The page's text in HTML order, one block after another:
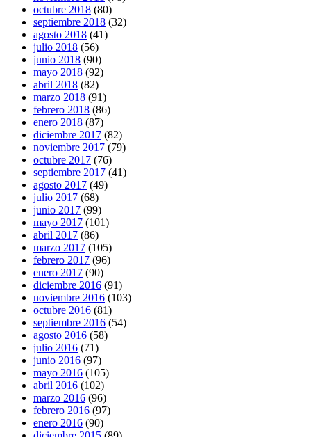
octubre 2018 (80)
septiembre 2018 (32)
agosto 2018 (41)
julio 2018 (56)
junio 2018 (90)
mayo 2018 (92)
abril 2018 (82)
marzo 2018 (91)
febrero 2018 (86)
enero 2018 (87)
diciembre 2017 (82)
noviembre 2017 (79)
octubre 2017 (76)
septiembre 2017 (41)
agosto 2017 (49)
julio 2017 (68)
junio 2017 (99)
mayo 2017 (101)
abril 2017 (86)
marzo 2017 (105)
febrero 2017 (96)
enero 2017 (90)
diciembre 2016 (91)
noviembre 2016 (103)
octubre 2016 (81)
septiembre 2016 (54)
agosto 2016 (58)
julio 2016 (71)
junio 2016 (97)
mayo 2016 (105)
abril 2016 (102)
marzo 2016 (96)
febrero 2016 (97)
enero 2016 (90)